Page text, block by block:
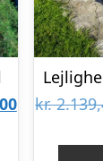
Den
kr.